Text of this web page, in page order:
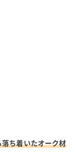
ち着いたオーク材